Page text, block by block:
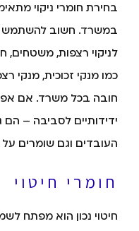
בחירת חומרי ניקוי
במשרד. חשוב להשתמש
לניקוי רצפות, משטחים,
כמו מנקי זכוכית, מנקי
חובה בכל משרד. אם
ידידותיים לסביבה –
העובדים וגם שומרים
חומרי חיטוי
חיטוי נכון הוא מפתח